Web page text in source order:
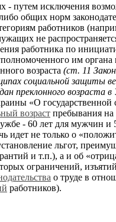
- путем исключения
общих норм
работников
не
работника по
им
возраста (ст. 11
социальной защиты
преклонного возраста в
«О государственной
возраст пребывания на
- 60 лет для мужчин и
идет не только о
льгот,
и т.п.), а и об
ограничений,
о труде в
работников).